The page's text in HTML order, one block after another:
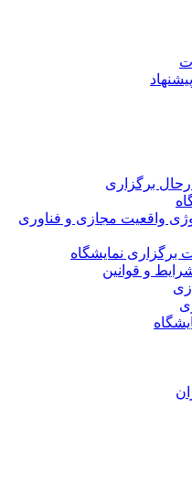
برگزاری
واقعیت مجازی و فناوری
برگزاری نمایشگاه
و قوانین